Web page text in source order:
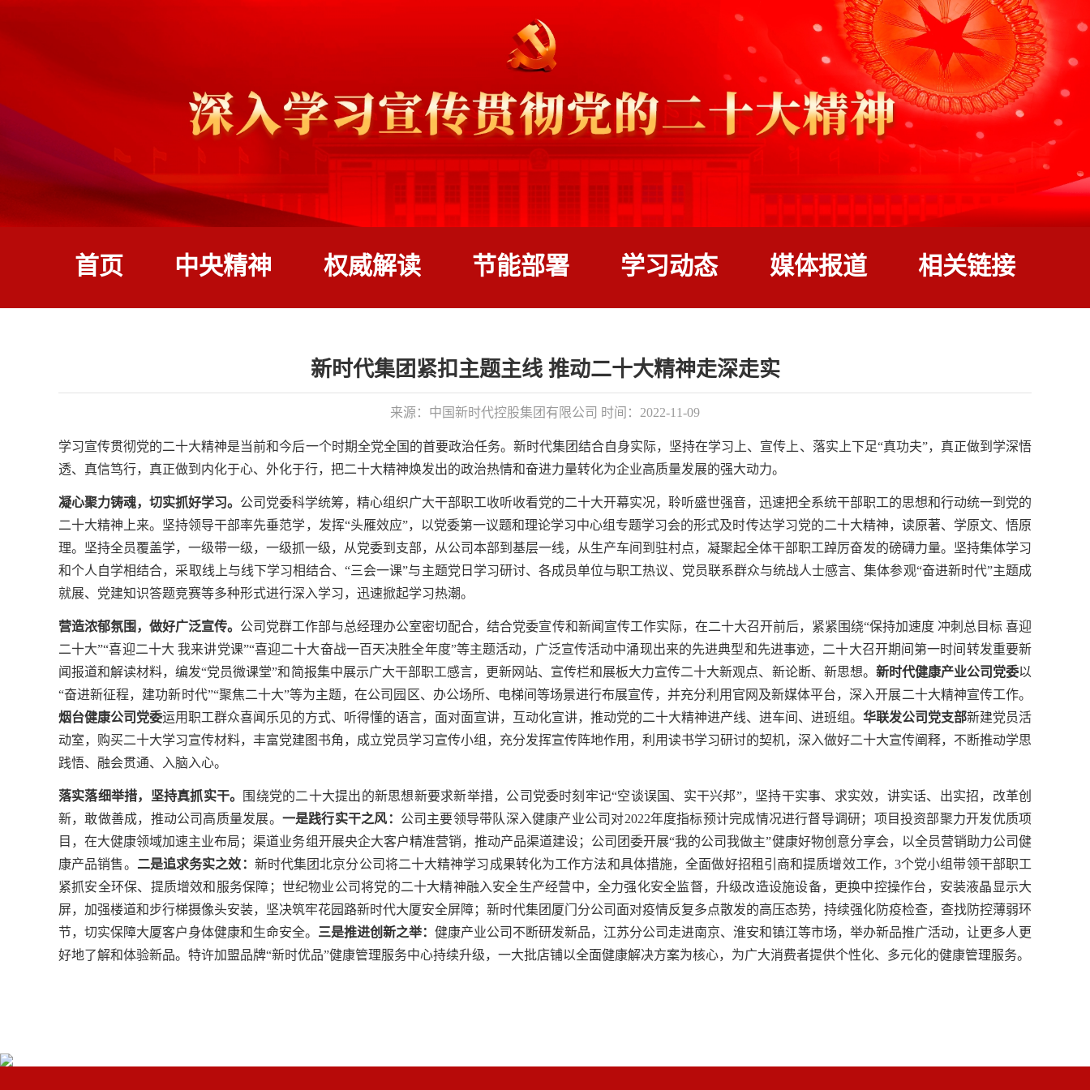
首页 中央精神 权威解读 节能部署 学习动态 媒体报道 相关链接
新时代集团紧扣主题主线 推动二十大精神走深走实
来源： 中国新时代控股集团有限公司 时间： 2022-11-09
学习宣传贯彻党的二十大精神是当前和今后一个时期全党全国的首要政治任务。 新时代集团结合自身实际，坚持在学习上、宣传上、落实上下足“真功夫”，真正做到学深悟
透、真信笃行，真正做到内化于心、外化于行，把二十大精神焕发出的政治热情和奋进力量转化为企业高质量发展的强大动力。
凝心聚力铸魂，切实抓好学习。 公司党委科学统筹，精心组织广大干部职工收听收看党的二十大开幕实况，聆听盛世强音，迅速把全系统干部职工的思想和行动统一到党的
二十大精神上来。坚持领导干部率先垂范学，发挥“头雁效应”， 以党委第一议题和理论学习中心组专题学习会的形式及时传达学习党的二十大精神，读原著、学原文、悟原
理。坚持全员覆盖学，一级带一级，一级抓一级，
从党委到支部，从公司本部到基层一线，从生产车间到驻村点， 凝聚起全体干部职工踔厉奋发的磅礴力量。 坚持集体学习
和个人自学相结合，采取线上与线下学习相结合、“三会一课”与主题党日学习研讨、各成员单位与职工热议、 党员联系群众与统战人士感言、集体参观“奋进新时代”主题成
就展、党建知识答题竞赛等多种形式进行深入学习， 迅速掀起学习热潮。
营造浓郁氛围，做好广泛宣传。 公司党群工作部与总经理办公室密切配合，结合党委宣传和新闻宣传工作实际， 在二十大召开前后， 紧紧围绕“保持加速度 冲刺总目标 喜迎
二十大”“喜迎二十大 我来讲党课”“喜迎二十大奋战一百天决胜全年度”等主题活动， 广泛宣传活动中涌现出来的先进典型和先进事迹， 二十大召开期间第一时间转发重要新
闻报道和解读材料，编发“党员微课堂”和 简报集中展示广大干部职工感言，更新网站、宣传栏和展板大力宣传二十大新观点、新论断、新思想。 新时代健康产业公司党委以
“奋进新征程，建功新时代”“聚焦二十大”等为主题，在公司园区、办公场所、电梯间等场景进行布展宣传，并充分利用官网及新媒体平台，深入开展二十大精神宣传工作。
烟台健康公司党委运用职工群众喜闻乐见的方式、听得懂的语言，面对面宣讲，互动化宣讲，推动党的二十大精神进产线、 进车间 、进班组。 华联发公司 党支部新建党员活
动室，购买二十大学习宣传材料，丰富党建图书角，成立党员学习宣传小组， 充分发挥宣传阵地作用 ， 利用读书学习研讨的契机，深入做好二十大宣传阐释，不断推动学思
践悟、融会贯通、入脑入心。
落实落细举措，坚持真抓实干。 围绕党的二十大提出的新思想新要求新举措，公司党委时刻牢记“空谈误国、实干兴邦”，坚持干实事、求实效，讲实话、出实招，改革创
新，敢做善成，推动公司高质量发展。 一是践行实干之风： 公司主要领导带队深入健康产业公司对2022年度指标预计完成情况进行督导调研；项目投资部聚力开发优质项
目，在大健康领域加速主业布局；渠道业务组开展央企大客户精准营销，推动产品渠道建设；公司团委开展“我的公司我做主”健康好物创意分享会，以全员营销助力公司健
康产品销售。 二是追求务实之效： 新时代集团北京分公司将二十大精神学习成果转化为工作方法和具体措施，全面做好招租引商和提质增效工作， 3个党小组带领干部职工
紧抓安全环保、提质增效和服务保障； 世纪物业公司将党的二十大精神融入安全生产经营中，全力强化安全监督，升级改造设施设备，更换中控操作台，安装液晶显示大
屏，加强楼道和步行梯摄像头安装， 坚决筑牢花园路新时代大厦安全屏障； 新时代集团 厦门分公司 面对疫情反复多点散发的高压态势， 持续强化防疫检查，查找防控薄弱环
节，切实保障大厦客户身体健康和生命安全。 三是推进创新之举： 健康产业公司 不断研发新品， 江苏分公司 走进南京、淮安和镇江等市场，举办新品推广活动，让更多人 更
好地了解和体验新品。特许加盟品牌“新时优品”健康管理服务中心持续升级，一大批店铺以全面健康解决方案为核心，为广大消费者提供个性化、多元化的健康管理服务。